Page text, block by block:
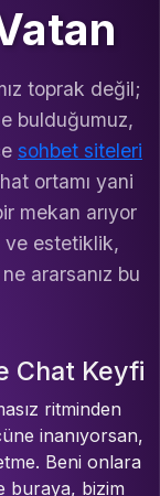
toprak değil;
bulduğumuz,
sohbet siteleri
ortamı yani
mekan arıyor
ve estetiklik,
ararsanız bu
Chat Keyfi
ritminden
inanıyorsan,
Beni onlara
buraya, bizim